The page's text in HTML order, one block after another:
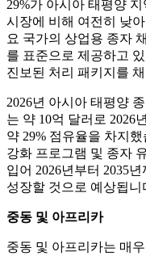
29%가 아시아 태평양
시장에 비해 여전히 낮
요 국가의 상업용 종자
를 표준으로 제공하고
진보된 처리 패키지를
2026년 아시아 태평양
는 약 10억 달러로 2026
약 29% 점유율을 차지
강화 프로그램 및 종자
입어 2026년부터 2035
성장할 것으로 예상됩니
중동 및 아프리카
중동 및 아프리카는 매